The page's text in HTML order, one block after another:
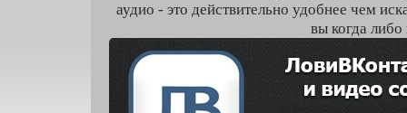
аудио - это действительно удобнее чем
вы когда либо